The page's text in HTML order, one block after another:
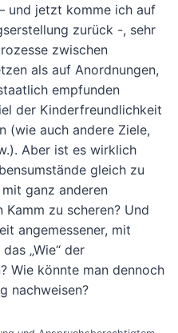
und jetzt komme ich auf
zurück -, sehr
zwischen
als auf Anordnungen,
empfunden
der Kinderfreundlichkeit
(wie auch andere Ziele,
Aber ist es wirklich
gleich zu
ganz anderen
Kamm zu scheren? Und
angemessener, mit
„Wie“ der
Wie könnte man dennoch
nachweisen?